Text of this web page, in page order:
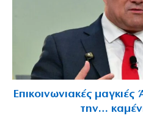
Επικοινωνιακές
την…